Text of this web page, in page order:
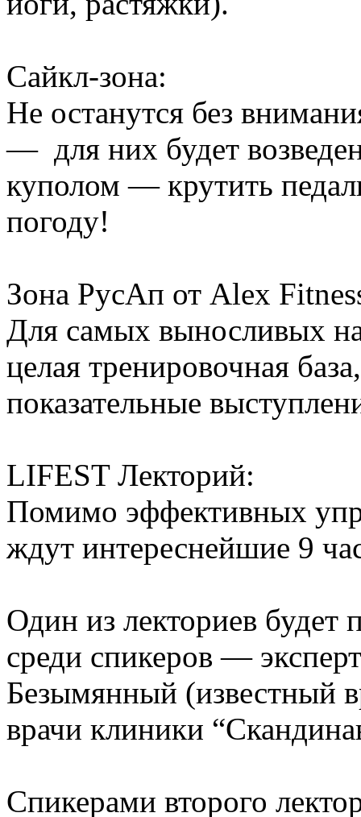
Сайкл-зона:
Не останутся без
— для них будет
куполом — крутить
погоду!
Зона РусАп от Alex
Для самых выносливых на
целая тренировочная
показательные
LIFEST Лекторий:
Помимо эффективных
ждут интереснейшие 9
Один из лекториев будет
среди спикеров —
Безымянный (известный
врачи клиники
Спикерами второго